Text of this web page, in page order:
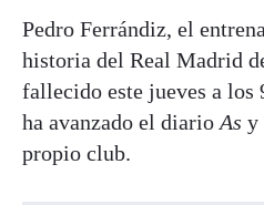
Pedro Ferrándiz, el
historia del Real Madrid
fallecido este jueves a los
ha avanzado el diario As y
propio club.